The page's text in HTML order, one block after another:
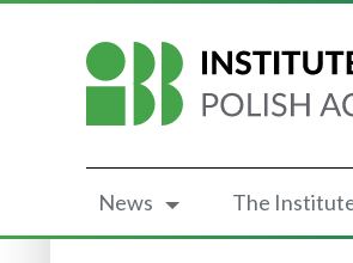
News The